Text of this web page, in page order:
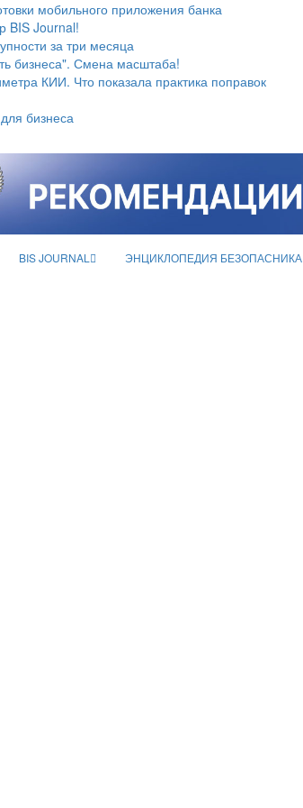
мобильного приложения банка
BIS Journal!
за три месяца
бизнеса". Смена масштаба!
КИИ. Что показала практика поправок
бизнеса
BIS JOURNAL ЭНЦИКЛОПЕДИЯ БЕЗОПАСНИКА